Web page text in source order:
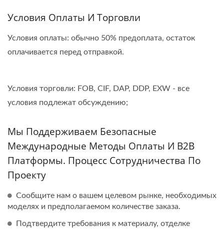
Условия Оплаты И Торговли
Условия оплаты: обычно 50% предоплата, остаток
оплачивается перед отправкой.
Условия торговли: FOB, CIF, DAP, DDP, EXW - все
условия подлежат обсуждению;
Мы Поддерживаем Безопасные
Международные Методы Оплаты И B2B
Платформы. Процесс Сотрудничества По
Проекту
Сообщите нам о вашем целевом рынке, необходимых
моделях и предполагаемом количестве заказа.
Подтвердите требования к материалу, отделке